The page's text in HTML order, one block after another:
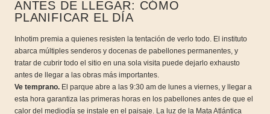
ANTES DE LLEGAR: CÓMO
PLANIFICAR EL DÍA
Inhotim premia a quienes resisten la tentación de verlo todo. El instituto
abarca múltiples senderos y docenas de pabellones permanentes, y
tratar de cubrir todo el sitio en una sola visita puede dejarlo exhausto
antes de llegar a las obras más importantes.
Ve temprano. El parque abre a las 9:30 am de lunes a viernes, y llegar a
esta hora garantiza las primeras horas en los pabellones antes de que el
calor del mediodía se instale en el paisaje. La luz de la Mata Atlántica